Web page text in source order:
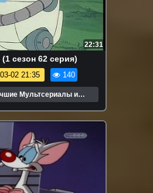
22:31
(1 сезон 62 серия)
02 21:35 140
Мультсериалы и